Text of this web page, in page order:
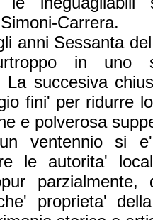
Carrera.
anni Sessanta
in
La succesiva
fini' per ridurre
e polverosa
ventennio si
le autorita'
parzialmente,
proprieta'